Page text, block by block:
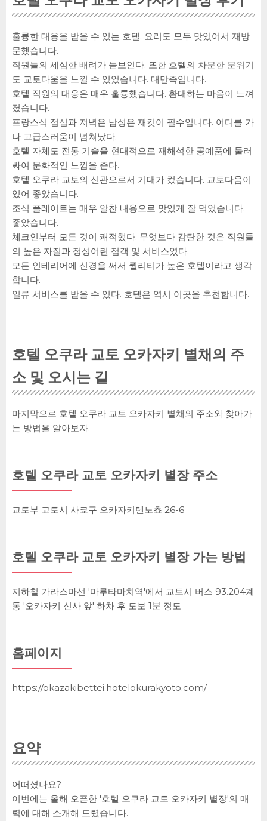
훌륭한 대응을 받을 수 있는 호텔. 요리도 모두 맛있어서 재방
문했습니다.
직원들의 세심한 배려가 돋보인다. 또한 호텔의 차분한 분위기
도 교토다움을 느낄 수 있었습니다. 대만족입니다.
호텔 직원의 대응은 매우 훌륭했습니다. 환대하는 마음이 느껴
졌습니다.
프랑스식 점심과 저녁은 남성은 재킷이 필수입니다. 어디를 가
나 고급스러움이 넘쳐났다.
호텔 자체도 전통 기술을 현대적으로 재해석한 공예품에 둘러
싸여 문화적인 느낌을 준다.
호텔 오쿠라 교토의 신관으로서 기대가 컸습니다. 교토다움이
있어 좋았습니다.
조식 플레이트는 매우 알찬 내용으로 맛있게 잘 먹었습니다.
좋았습니다.
체크인부터 모든 것이 쾌적했다. 무엇보다 감탄한 것은 직원들
의 높은 자질과 정성어린 접객 및 서비스였다.
모든 인테리어에 신경을 써서 퀄리티가 높은 호텔이라고 생각
합니다.
일류 서비스를 받을 수 있다. 호텔은 역시 이곳을 추천합니다.
호텔 오쿠라 교토 오카자키 별채의 주
소 및 오시는 길
마지막으로 호텔 오쿠라 교토 오카자키 별채의 주소와 찾아가
는 방법을 알아보자.
호텔 오쿠라 교토 오카자키 별장 주소
교토부 교토시 사쿄구 오카자키텐노쵸 26-6
호텔 오쿠라 교토 오카자키 별장 가는 방법
지하철 가라스마선 '마루타마치역'에서 교토시 버스 93.204계
통 '오카자키 신사 앞' 하차 후 도보 1분 정도
홈페이지
https://okazakibettei.hotelokurakyoto.com/
요약
어떠셨나요?
이번에는 올해 오픈한 '호텔 오쿠라 교토 오카자키 별장'의 매
력에 대해 소개해 드렸습니다.